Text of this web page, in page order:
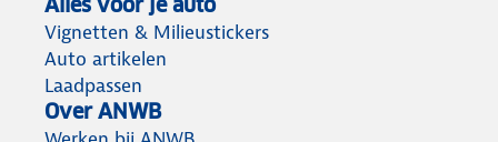
Alles voor je auto
Vignetten & Milieustickers
Auto artikelen
Laadpassen
Over ANWB